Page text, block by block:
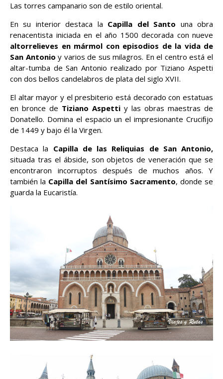
Las torres campanario son de estilo oriental.
En su interior destaca la Capilla del Santo una obra
renacentista iniciada en el año 1500 decorada con nueve
altorrelieves en mármol con episodios de la vida de
San Antonio y varios de sus milagros. En el centro está el
altar-tumba de San Antonio realizado por Tiziano Aspetti
con dos bellos candelabros de plata del siglo XVII.
El altar mayor y el presbiterio está decorado con estatuas
en bronce de Tiziano Aspetti y las obras maestras de
Donatello. Domina el espacio un el impresionante Cruciﬁjo
de 1449 y bajo él la Virgen.
Destaca la Capilla de las Reliquias de San Antonio,
situada tras el ábside, son objetos de veneración que se
encontraron incorruptos después de muchos años. Y
también la Capilla del Santísimo Sacramento, donde se
guarda la Eucaristía.